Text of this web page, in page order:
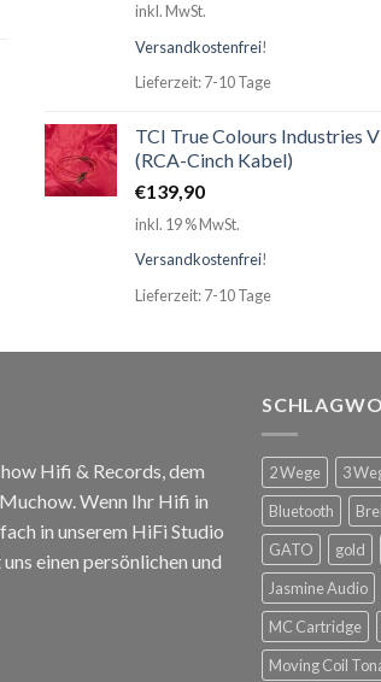
inkl. MwSt.
Versandkostenfrei!
Lieferzeit: 7-10 Tage
TCI True Colours Industries
(RCA-Cinch Kabel)
€139,90
inkl. 19 % MwSt.
Versandkostenfrei!
Lieferzeit: 7-10 Tage
Hifi & Records, dem
Wenn Ihr Hifi in
in unserem HiFi Studio
einen persönlichen und
2 Wege 3
Bluetooth
GATO
gold
Jasmine Audio
MC Cartridge
Moving Coil